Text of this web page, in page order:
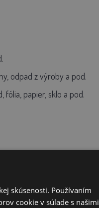
odpad z výroby a pod.
papier, sklo a pod.
skúsenosti. Používaním
cookie v súlade s našimi